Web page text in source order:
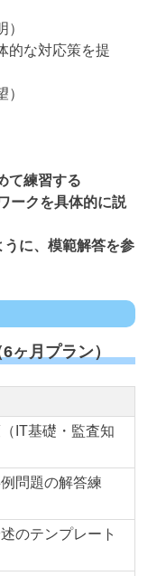
的な対応策を提
て練習する
ークを具体的に説
に、模範解答を参
ヶ月プラン）
IT基礎・監査知
問題の解答練
のテンプレート